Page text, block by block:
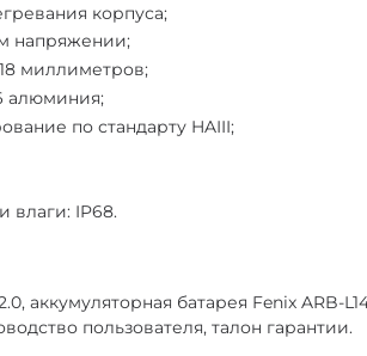
корпуса;
напряжении;
миллиметров;
алюминия;
по стандарту HAIII;
влаги: IP68.
аккумуляторная батарея Fenix ARB-
пользователя, талон гарантии.